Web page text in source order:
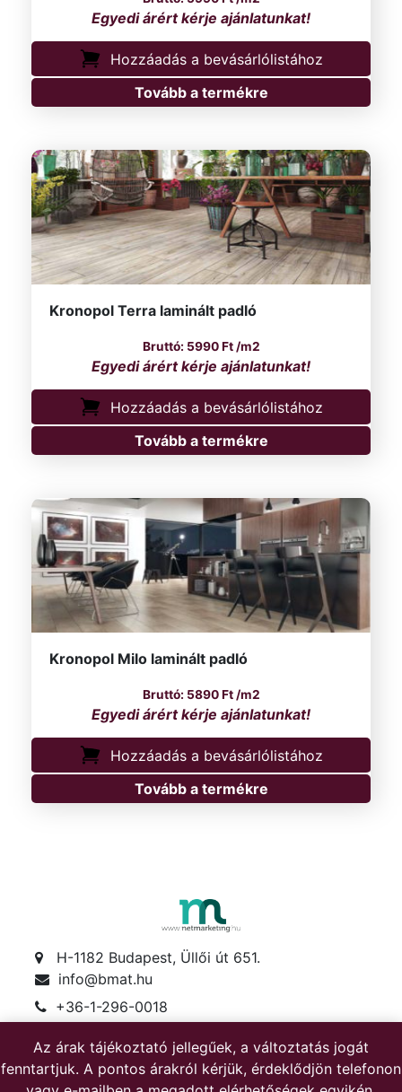
Az árak tájékoztató jellegűek, a változtatás jogát
fenntartjuk. A pontos árakról kérjük, érdeklődjön telefonon
Hozzáadás a bevásárlólistához
Tovább a termékre
Kronopol Terra laminált padló
5990Ft/m2
Hozzáadás a bevásárlólistához
Tovább a termékre
Kronopol Milo laminált padló
5890Ft/m2
Hozzáadás a bevásárlólistához
Tovább a termékre
H-1182 Budapest, Üllői út 651.
info@bmat.hu
+36-1-296-0018
+36-30-622-1719
Hétfő-péntek: 8-17
Szombat: 8-12